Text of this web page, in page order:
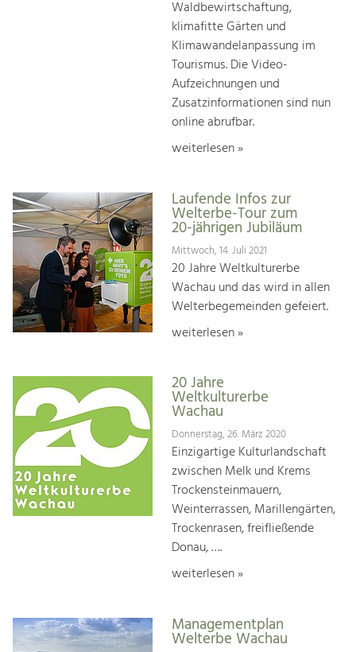
Waldbewirtschaftung,
klimafitte Gärten und
Klimawandelanpassung im
Tourismus. Die Video-
Aufzeichnungen und
Zusatzinformationen sind nun
online abrufbar.
weiterlesen »
Laufende Infos zur
Welterbe-Tour zum
20-jährigen Jubiläum
Mittwoch, 14. Juli 2021
20 Jahre Weltkulturerbe
Wachau und das wird in allen
Welterbegemeinden gefeiert.
weiterlesen »
20 Jahre
Weltkulturerbe
Wachau
Donnerstag, 26. März 2020
Einzigartige Kulturlandschaft
zwischen Melk und Krems
Trockensteinmauern,
Weinterrassen, Marillengärten,
Trockenrasen, freifließende
Donau, ….
weiterlesen »
Managementplan
Welterbe Wachau